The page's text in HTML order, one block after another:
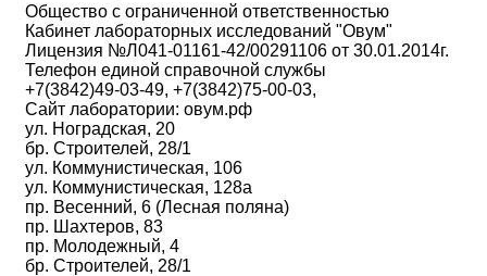
Общество с ограниченной ответственностью
Кабинет лабораторных исследований "Овум"
Лицензия №Л041-01161-42/00291106 от 30.01.2014г.
Телефон единой справочной службы
+7(3842)49-03-49, +7(3842)75-00-03,
Сайт лаборатории: овум.рф
ул. Ноградская, 20
бр. Строителей, 28/1
ул. Коммунистическая, 106
ул. Коммунистическая, 128а
пр. Весенний, 6 (Лесная поляна)
пр. Шахтеров, 83
пр. Молодежный, 4
бр. Строителей, 28/1